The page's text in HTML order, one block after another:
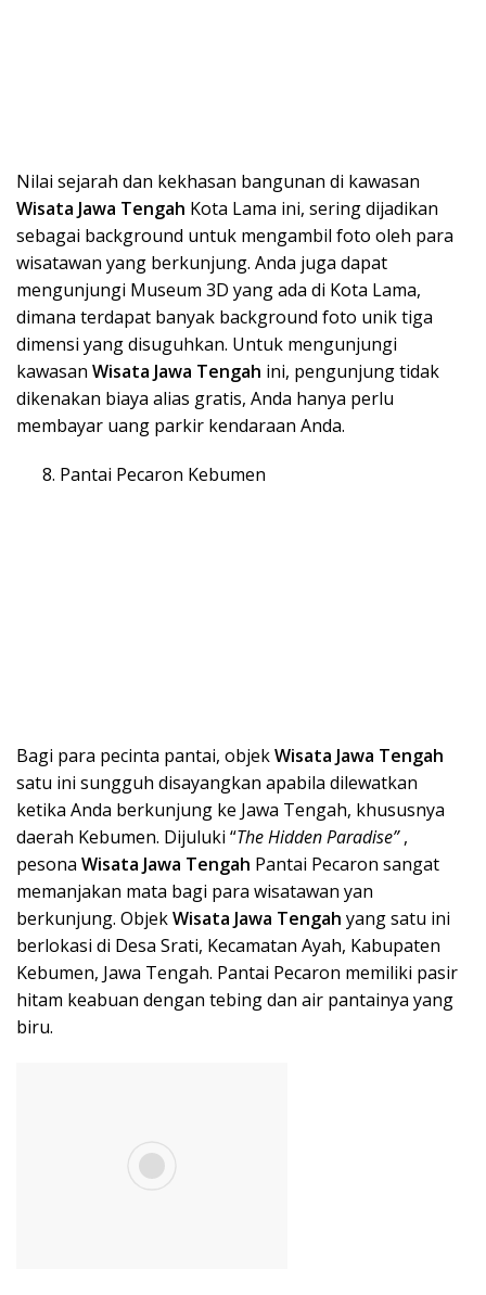
Nilai sejarah dan kekhasan bangunan di kawasan
Wisata Jawa Tengah Kota Lama ini, sering dijadikan
sebagai background untuk mengambil foto oleh para
wisatawan yang berkunjung. Anda juga dapat
mengunjungi Museum 3D yang ada di Kota Lama,
dimana terdapat banyak background foto unik tiga
dimensi yang disuguhkan. Untuk mengunjungi
kawasan Wisata Jawa Tengah ini, pengunjung tidak
dikenakan biaya alias gratis, Anda hanya perlu
membayar uang parkir kendaraan Anda.
Pantai Pecaron Kebumen
Bagi para pecinta pantai, objekWisata Jawa Tengah
satu ini sungguh disayangkan apabila dilewatkan
ketika Anda berkunjung ke Jawa Tengah, khususnya
daerah Kebumen. Dijuluki “The Hidden Paradise”,
pesona Wisata Jawa Tengah Pantai Pecaron sangat
memanjakan mata bagi para wisatawan yan
berkunjung. ObjekWisata Jawa Tengah yang satu ini
berlokasi di Desa Srati, Kecamatan Ayah, Kabupaten
Kebumen, Jawa Tengah. Pantai Pecaron memiliki pasir
hitam keabuan dengan tebing dan air pantainya yang
biru.